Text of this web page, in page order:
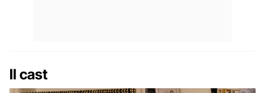
Il cast